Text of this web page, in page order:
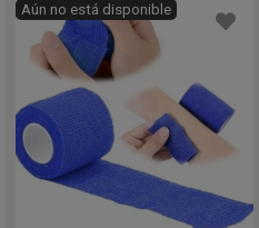
Aún no está disponible